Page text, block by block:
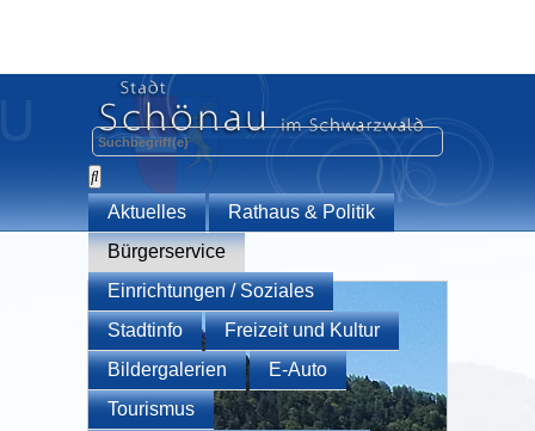
Aktuelles
Rathaus & Politik
Bürgerservice
Einrichtungen / Soziales
Stadtinfo
Freizeit und Kultur
Bildergalerien
E-Auto
Tourismus